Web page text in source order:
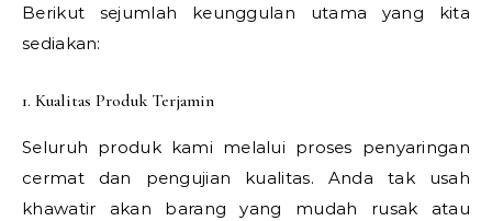
Berikut sejumlah keunggulan utama yang kita
sediakan:
1. Kualitas Produk Terjamin
Seluruh produk kami melalui proses penyaringan
cermat dan pengujian kualitas. Anda tak usah
khawatir akan barang yang mudah rusak atau